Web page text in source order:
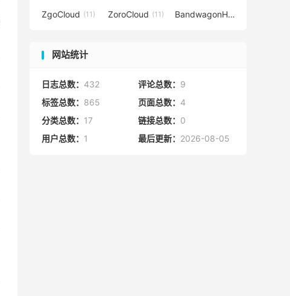
ZgoCloud (11) ZoroCloud (11) BandwagonHost
网站统计
日志总数： 432 评论总数： 9
标签总数： 865 页面总数： 4
分类总数： 17 链接总数： 0
用户总数： 1 最后更新： 2026-08-05